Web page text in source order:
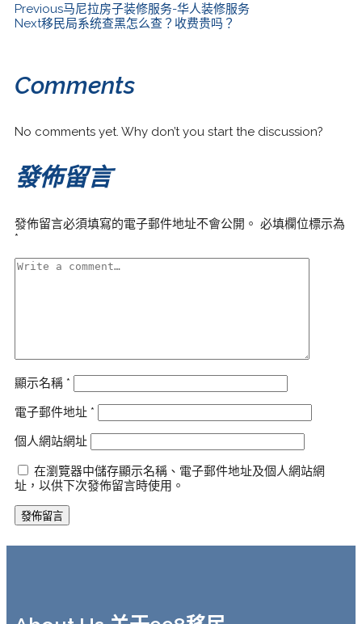
Previous马尼拉房子装修服务-华人装修服务
Next移民局系统查黑怎么查？收费贵吗？
Comments
No comments yet. Why don’t you start the discussion?
發佈留言
發佈留言必須填寫的電子郵件地址不會公開。 必填欄位標示為
*
顯示名稱 *
電子郵件地址 *
個人網站網址
在瀏覽器中儲存顯示名稱、電子郵件地址及個人網站網
址，以供下次發佈留言時使用。